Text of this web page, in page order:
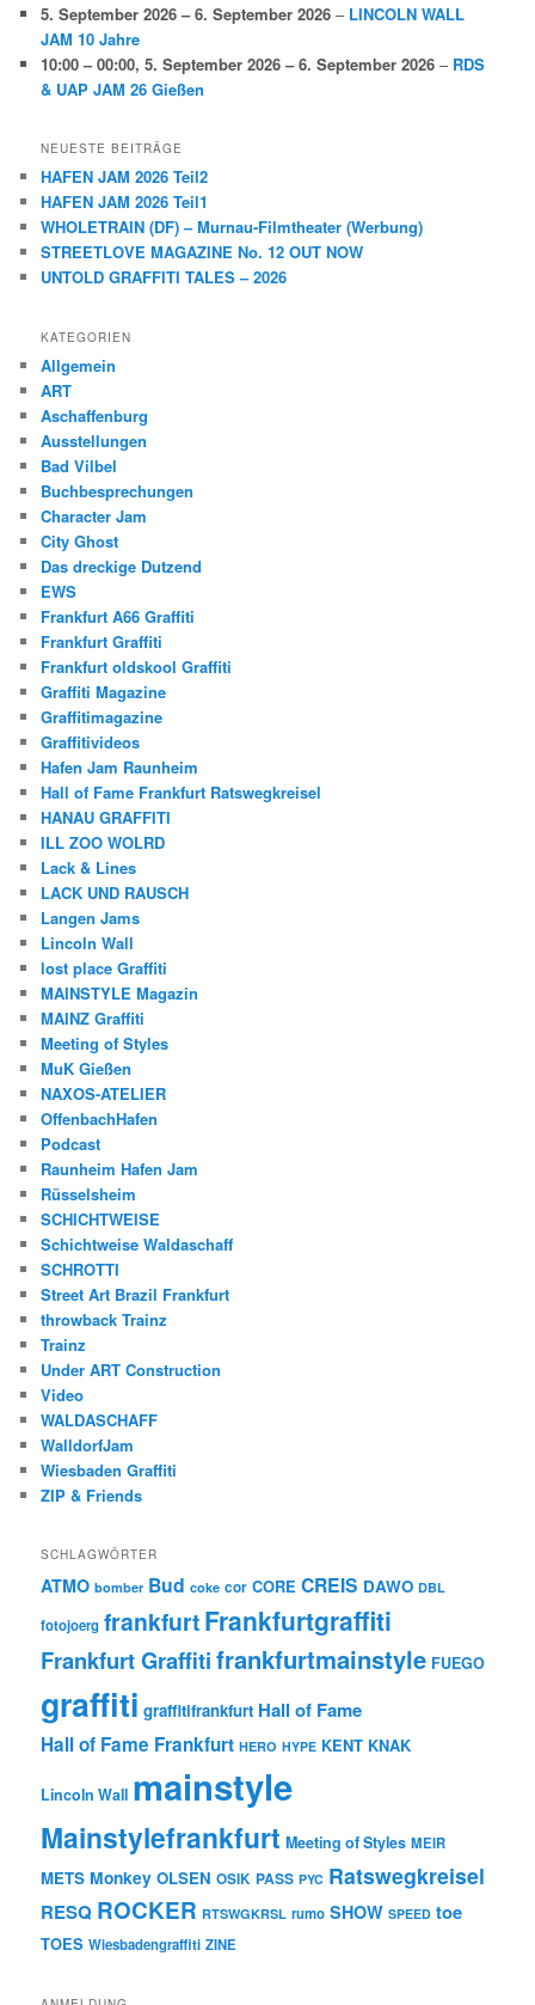
5. September 2026 – 6. September 2026 – LINCOLN WALL
JAM 10 Jahre
10:00 – 00:00,5. September 2026 – 6. September 2026 – RDS
& UAP JAM 26 Gießen
NEUESTE BEITRÄGE
HAFEN JAM 2026 Teil2
HAFEN JAM 2026 Teil1
WHOLETRAIN (DF) – Murnau-Filmtheater (Werbung)
STREETLOVE MAGAZINE No. 12 OUT NOW
UNTOLD GRAFFITI TALES – 2026
KATEGORIEN
Allgemein
ART
Aschaffenburg
Ausstellungen
Bad Vilbel
Buchbesprechungen
Character Jam
City Ghost
Das dreckige Dutzend
EWS
Frankfurt A66 Graffiti
Frankfurt Graffiti
Frankfurt oldskool Graffiti
Graffiti Magazine
Graffitimagazine
Graffitivideos
Hafen Jam Raunheim
Hall of Fame Frankfurt Ratswegkreisel
HANAU GRAFFITI
ILL ZOO WOLRD
Lack & Lines
LACK UND RAUSCH
Langen Jams
Lincoln Wall
lost place Graffiti
MAINSTYLE Magazin
MAINZ Graffiti
Meeting of Styles
MuK Gießen
NAXOS-ATELIER
OffenbachHafen
Podcast
Raunheim Hafen Jam
Rüsselsheim
SCHICHTWEISE
Schichtweise Waldaschaff
SCHROTTI
Street Art Brazil Frankfurt
throwback Trainz
Trainz
Under ART Construction
Video
WALDASCHAFF
WalldorfJam
Wiesbaden Graffiti
ZIP & Friends
SCHLAGWÖRTER
ATMO bomber Bud coke cor CORE CREIS DAWO DBL
fotojoerg frankfurtFrankfurtgraffiti
Frankfurt Graffitifrankfurtmainstyle FUEGO
graffiti graffitifrankfurt Hall of Fame
Hall of Fame Frankfurt HERO HYPE KENT KNAK
Lincoln Wall mainstyle
Mainstylefrankfurt Meeting of Styles MEIR
METS Monkey OLSEN OSIK PASS PYC Ratswegkreisel
RESQ ROCKER RTSWGKRSL rumo SHOW SPEED toe
TOES Wiesbadengraffiti ZINE